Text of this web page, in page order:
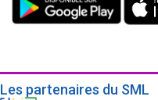
Les partenaires du SML